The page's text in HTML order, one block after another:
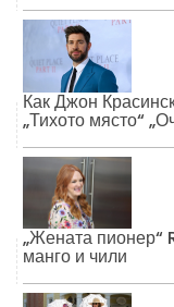
Как Джон
„Тихото място“
„Жената пионер“
манго и чили